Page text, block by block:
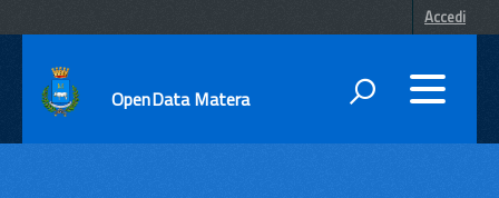
Accedi
OpenData Matera